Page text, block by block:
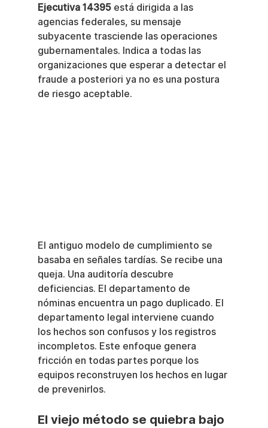
Ejecutiva 14395 está dirigida a las
agencias federales, su mensaje
subyacente trasciende las operaciones
gubernamentales. Indica a todas las
organizaciones que esperar a detectar el
fraude a posteriori ya no es una postura
de riesgo aceptable.
El antiguo modelo de cumplimiento se
basaba en señales tardías. Se recibe una
queja. Una auditoría descubre
deficiencias. El departamento de
nóminas encuentra un pago duplicado. El
departamento legal interviene cuando
los hechos son confusos y los registros
incompletos. Este enfoque genera
fricción en todas partes porque los
equipos reconstruyen los hechos en lugar
de prevenirlos.
El viejo método se quiebra bajo